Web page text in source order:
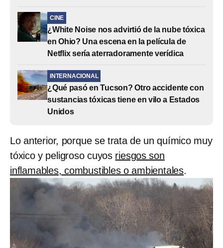
CINE
¿White Noise nos advirtió de la nube tóxica
en Ohio? Una escena en la película de
Netflix sería aterradoramente verídica
INTERNACIONAL
¿Qué pasó en Tucson? Otro accidente con
sustancias tóxicas tiene en vilo a Estados
Unidos
Lo anterior, porque se trata de un químico muy
tóxico y peligroso cuyos riesgos son
inflamables, combustibles o ambientales.